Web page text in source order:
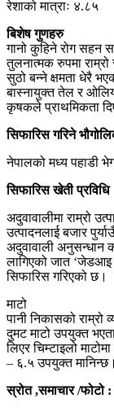
रेशाको मात्राः ४.८५
बिशेष गुणहरु
गानो कुहिने रोग सहन
तुलनात्मक रुपमा
सुठो बन्ने क्षमता धेरै
बास्नायुक्त तेल र
कृषकले प्राथमिकता
सिफारिस गरिने
नेपालको मध्य पहाडी
सिफारिस खेती प्रविधि
अदुवावालीमा राम्रो
उत्पादनलाई बजार
अदुवावाली अनुसन्धान
लागिएको जात ‘जेडआइ
सिफारिस गरिएको छ।
माटो
पानी निकासको
दुमट माटो उपयुक्त
लिएर चिम्टाइलो
– ६.५ उपयुक्त मानिन्छ।
स्रोत ,समाचार /फोटो :